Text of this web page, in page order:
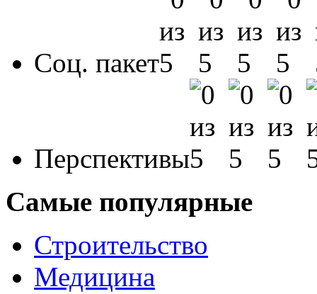
Соц. пакет
Перспективы
Самые популярные
Строительство
Медицина